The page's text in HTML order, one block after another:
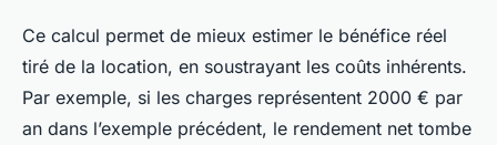
Ce calcul permet de mieux estimer le bénéfice réel
tiré de la location, en soustrayant les coûts inhérents.
Par exemple, si les charges représentent 2000 € par
an dans l’exemple précédent, le rendement net tombe